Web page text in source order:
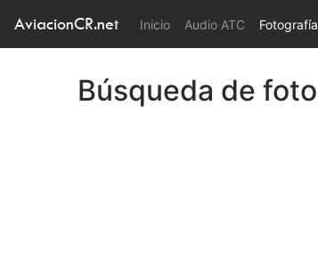
AviacionCR.net Inicio(current)
Audio ATC
Búsqueda de